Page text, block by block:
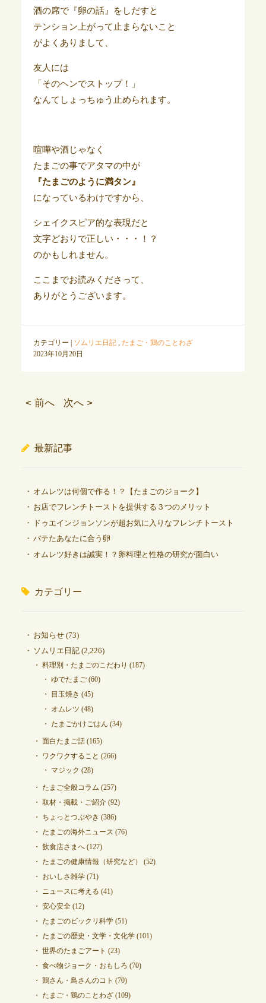
酒の席で『卵の話』をしだすと
テンション上がって止まらないこと
がよくありまして、
友人には
「そのヘンでストップ！」
なんてしょっちゅう止められます。
喧嘩や酒じゃなく
たまごの事でアタマの中が
『たまごのように満タン』
になっているわけですから、
シェイクスピア的な表現だと
文字どおりで正しい・・・！？
のかもしれません。
ここまでお読みくださって、
ありがとうございます。
カテゴリー | ソムリエ日記, たまご・鶏のことわざ
2023年10月20日
< 前へ 次へ >
最新記事
オムレツは何個で作る！？【たまごのジョーク】
お店でフレンチトーストを提供する３つのメリット
ドゥエインジョンソンが超お気に入りなフレンチトースト
バテたあなたに合う卵
オムレツ好きは誠実！？卵料理と性格の研究が面白い
カテゴリー
お知らせ(73)
ソムリエ日記(2,226)
料理別・たまごのこだわり (187)
ゆでたまご(60)
目玉焼き (45)
オムレツ (48)
たまごかけごはん (34)
面白たまご話(165)
ワクワクすること (266)
マジック (28)
たまご全般コラム (257)
取材・掲載・ご紹介(92)
ちょっとつぶやき (386)
たまごの海外ニュース (76)
飲食店さまへ(127)
たまごの健康情報（研究など）
(52)
おいしさ雑学(71)
ニュースに考える (41)
安心安全(12)
たまごのビックリ科学(51)
たまごの歴史・文学・文化学(101)
世界のたまごアート (23)
食べ物ジョーク・おもしろ (70)
鶏さん・鳥さんのコト (70)
たまご・鶏のことわざ(109)